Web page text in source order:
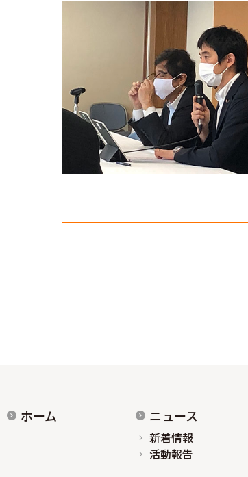
ホーム ニュース
新着情報
活動報告